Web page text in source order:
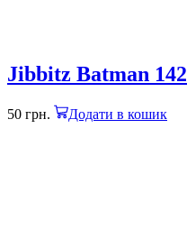
Jibbitz Batman 142
50 грн. Додати в кошик